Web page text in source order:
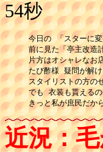
54秒
今日の 「スターに
前に見た「亭主改造
片方はオシャレなお
たび酢様 疑問が解
スタイリストの方の
でも 衣装も貰える
きっと私が庶民だか
近況：